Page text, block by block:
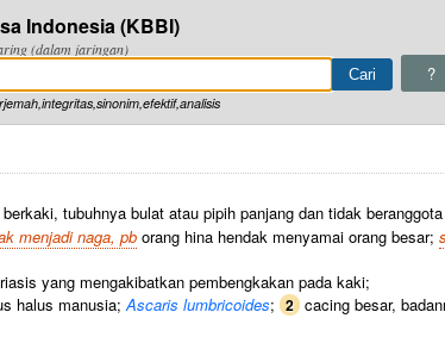
Indonesia (KBBI)
(dalam jaringan)
?
tubuhnya bulat atau pipih panjang dan tidak
menjadi naga, pb orang hina hendak menyamai orang besar;
yang mengakibatkan pembengkakan pada kaki;
halus manusia;Ascaris lumbricoides; 2 cacing besar,